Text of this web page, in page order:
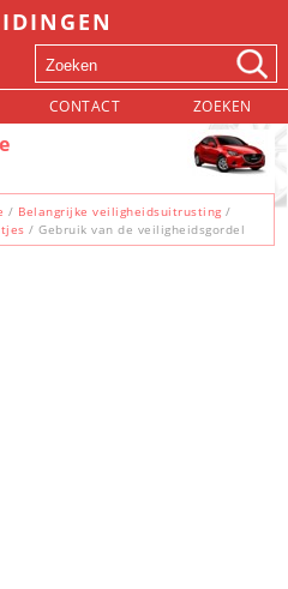
CONTACT ZOEKEN
/ Belangrijke veiligheidsuitrusting /
/ Gebruik van de veiligheidsgordel